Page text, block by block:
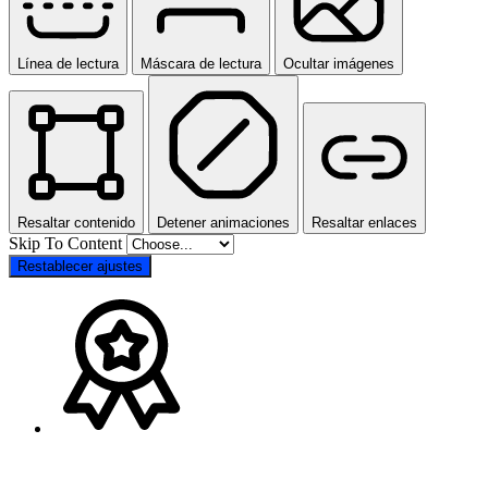
Línea de lectura Máscara de lectura Ocultar imágenes
Resaltar contenido Detener animaciones Resaltar enlaces
Skip To Content
Restablecer ajustes